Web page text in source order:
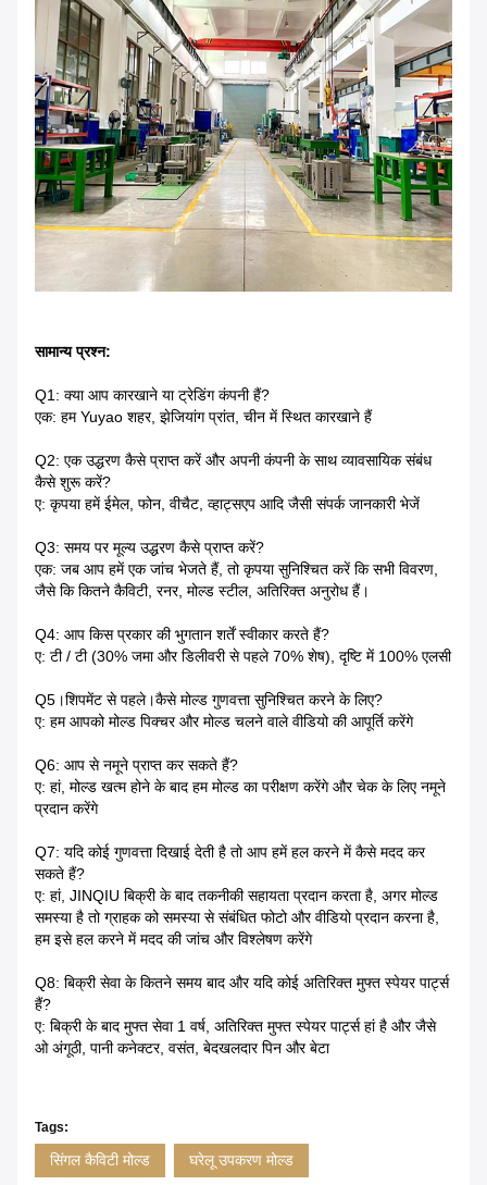
सामान्य प्रश्न:
Q1: क्या आप कारखाने या ट्रेडिंग कंपनी हैं?
एक: हम Yuyao शहर, झेजियांग प्रांत, चीन में स्थित कारखाने हैं
Q2: एक उद्धरण कैसे प्राप्त करें और अपनी कंपनी के साथ व्यावसायिक संबंध
कैसे शुरू करें?
ए: कृपया हमें ईमेल, फोन, वीचैट, व्हाट्सएप आदि जैसी संपर्क जानकारी भेजें
Q3: समय पर मूल्य उद्धरण कैसे प्राप्त करें?
एक: जब आप हमें एक जांच भेजते हैं, तो कृपया सुनिश्चित करें कि सभी विवरण,
जैसे कि कितने कैविटी, रनर, मोल्ड स्टील, अतिरिक्त अनुरोध हैं।
Q4: आप किस प्रकार की भुगतान शर्तें स्वीकार करते हैं?
ए: टी / टी (30% जमा और डिलीवरी से पहले 70% शेष), दृष्टि में 100% एलसी
Q5।शिपमेंट से पहले।कैसे मोल्ड गुणवत्ता सुनिश्चित करने के लिए?
ए: हम आपको मोल्ड पिक्चर और मोल्ड चलने वाले वीडियो की आपूर्ति करेंगे
Q6: आप से नमूने प्राप्त कर सकते हैं?
ए: हां, मोल्ड खत्म होने के बाद हम मोल्ड का परीक्षण करेंगे और चेक के लिए नमूने
प्रदान करेंगे
Q7: यदि कोई गुणवत्ता दिखाई देती है तो आप हमें हल करने में कैसे मदद कर
सकते हैं?
ए: हां, JINQIU बिक्री के बाद तकनीकी सहायता प्रदान करता है, अगर मोल्ड
समस्या है तो ग्राहक को समस्या से संबंधित फोटो और वीडियो प्रदान करना है,
हम इसे हल करने में मदद की जांच और विश्लेषण करेंगे
Q8: बिक्री सेवा के कितने समय बाद और यदि कोई अतिरिक्त मुफ्त स्पेयर पार्ट्स
हैं?
ए: बिक्री के बाद मुफ्त सेवा 1 वर्ष, अतिरिक्त मुफ्त स्पेयर पार्ट्स हां है और जैसे
ओ अंगूठी, पानी कनेक्टर, वसंत, बेदखलदार पिन और बेटा
Tags:
सिंगल कैविटी मोल्ड घरेलू उपकरण मोल्ड